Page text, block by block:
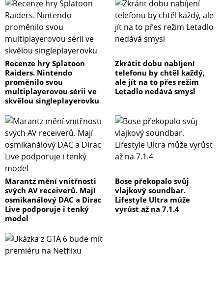
Recenze hry Splatoon
Raiders. Nintendo
proměnilo svou
multiplayerovou sérii ve
skvělou singleplayerovku
Zkrátit dobu nabíjení
telefonu by chtěl každý,
ale jít na to přes režim
Letadlo nedává smysl
Marantz mění vnitřnosti
svých AV receiverů. Mají
osmikanálový DAC a Dirac
Live podporuje i tenký
model
Bose překopalo svůj
vlajkový soundbar.
Lifestyle Ultra může
vyrůst až na 7.1.4